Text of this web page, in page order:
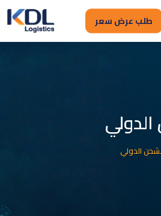
طلب عرض سعر
الدولي